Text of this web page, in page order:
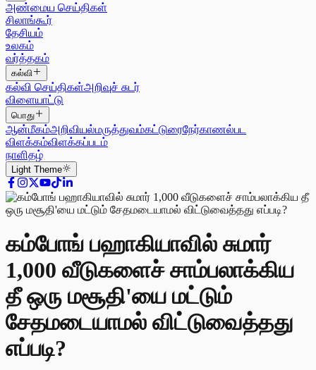
அண்மைய செய்திகள்
சிலாங்கூர்
தேசியம்
உலகம்
வர்த்தகம்
கல்வி
கல்வி செய்திகள்அறிவுச் சுடர்
விளையாட்டு
பொது
ஆன்மீகம்அறிவியல்மருத்துவம்கட்டுரைநேர்காணல்பட
விளக்கம்விளக்கப்படம்
நாளிதழ்
Light Theme
கம்போங் பஹாகியாவில் சுமார்
1,000 வீடுகளைச் சாம்பலாக்கிய
தீ ஒரு மசூதி'யை மட்டும்
சேதமடையாமல் விட்டுவைத்தது
எப்படி?